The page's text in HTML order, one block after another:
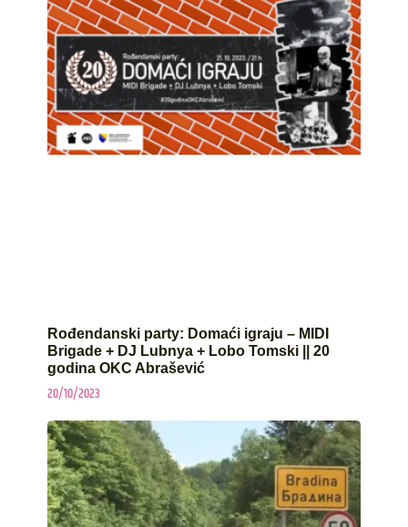
Rođendanski party: Domaći igraju – MIDI
Brigade + DJ Lubnya + Lobo Tomski || 20
godina OKC Abrašević
20/10/2023